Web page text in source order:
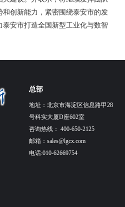
创新能力，紧密围绕泰安市的发
泰安市打造全国新型工业化与数智
总部
地址：北京市海淀区信息路甲28
号科实大厦D座602室
咨询热线： 400-650-2125
邮箱：sales@lgcx.com
电话:010-62669754